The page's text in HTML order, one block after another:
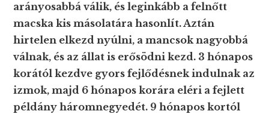
arányosabbá válik, és leginkább a felnőtt
macska kis másolatára hasonlít. Aztán
hirtelen elkezd nyúlni, a mancsok nagyobbá
válnak, és az állat is erősödni kezd. 3 hónapos
korától kezdve gyors fejlődésnek indulnak az
izmok, majd 6 hónapos korára eléri a fejlett
példány háromnegyedét. 9 hónapos kortól